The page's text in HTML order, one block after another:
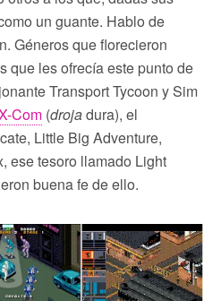
un guante. Hablo de
Géneros que florecieron
que les ofrecía este punto de
Transport Tycoon y Sim
Com (drojadura), el
Little Big Adventure,
ese tesoro llamado Light
buena fe de ello.